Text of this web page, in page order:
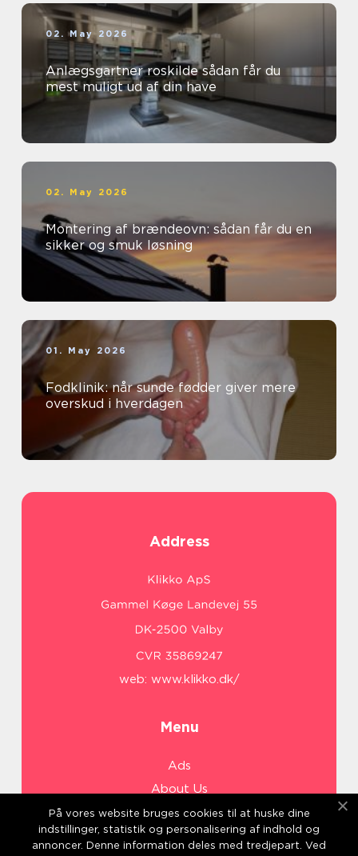
02. May 2026
Anlægsgartner roskilde sådan får du
mest muligt ud af din have
02. May 2026
Montering af brændeovn: sådan får du en
sikker og smuk løsning
01. May 2026
Fodklinik: når sunde fødder giver mere
overskud i hverdagen
Address
web: www.klikko.dk/
Menu
Ads
About Us
Cookies
Contact
På vores website bruges cookies til at huske dine
indstillinger, statistik og personalisering af indhold og
annoncer. Denne information deles med tredjepart. Ved